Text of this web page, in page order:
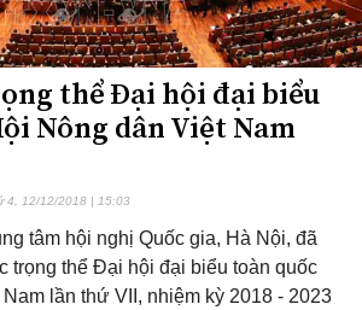
thể Đại hội đại biểu
Nông dân Việt Nam
4, 12/12/2018 | 15:03
tâm hội nghị Quốc gia, Hà Nội, đã
trọng thể Đại hội đại biểu toàn quốc
lần thứ VII, nhiệm kỳ 2018 - 2023